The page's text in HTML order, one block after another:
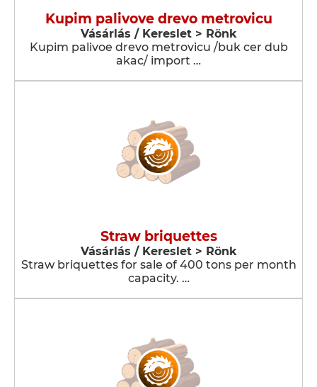
Kupim palivove drevo metrovicu
Vásárlás / Kereslet > Rönk
Kupim palivoe drevo metrovicu /buk cer dub
akac/ import …
Straw briquettes
Vásárlás / Kereslet > Rönk
Straw briquettes for sale of 400 tons per month
capacity. …